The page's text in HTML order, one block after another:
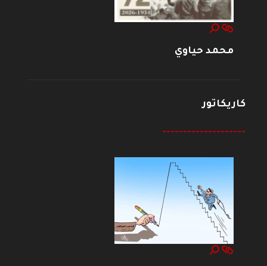
محمد حياوي
كاريكاتور
--------------------